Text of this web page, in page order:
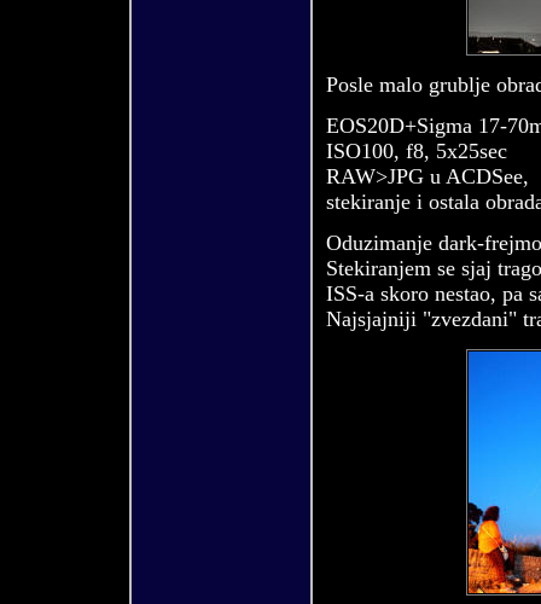
Posle malo grublje
EOS20D+Sigma 17-
ISO100, f8, 5x25sec
RAW>JPG u ACDSee,
stekiranje i ostala
Oduzimanje dark-
Stekiranjem se sjaj
ISS-a skoro nestao, pa
Najsjajniji "zvezdani"